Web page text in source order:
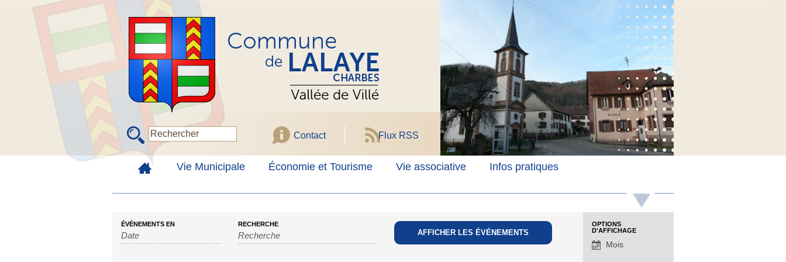
Contact Flux RSS
Vie Municipale Économie et Tourisme Vie associative Infos pratiques
Navigation
par
l'affichage
OPTIONS
D'AFFICHAGE
Mois
ÉVÉNEMENTS EN RECHERCHE